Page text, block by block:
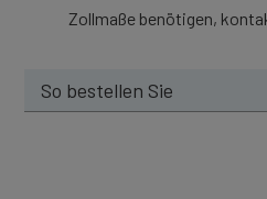
Zollmaße benötigen,
So bestellen Sie